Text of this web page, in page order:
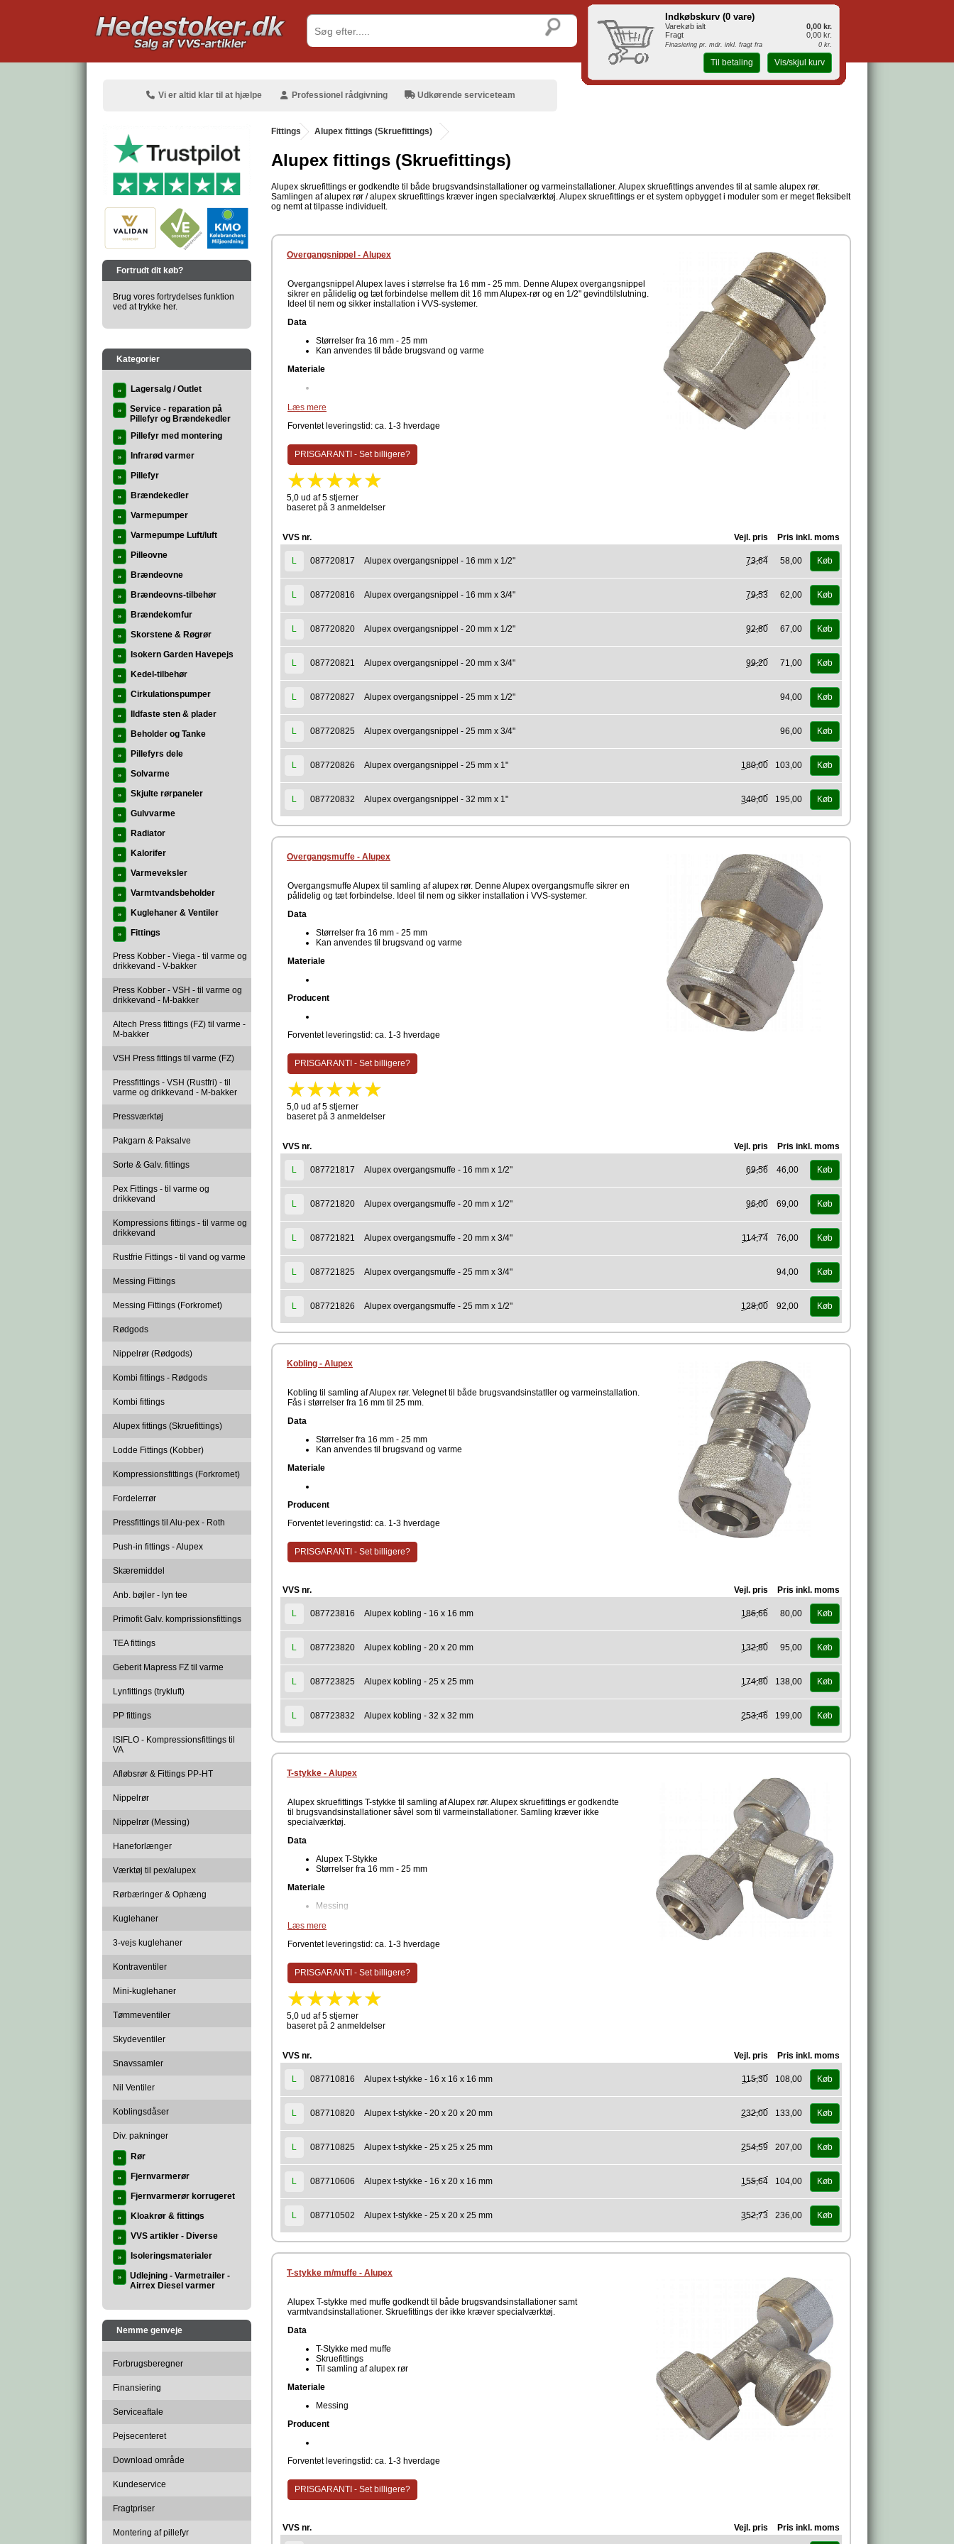
Vi er altid klar til at hjælpe Professionel rådgivning Udkørende serviceteam
Fortrudt dit køb?
Brug vores fortrydelses funktion
ved at trykke her.
Kategorier
» Lagersalg / Outlet
»
Service - reparation på
Pillefyr og Brændekedler
» Pillefyr med montering
» Infrarød varmer
» Pillefyr
» Brændekedler
» Varmepumper
» Varmepumpe Luft/luft
» Pilleovne
» Brændeovne
» Brændeovns-tilbehør
» Brændekomfur
» Skorstene & Røgrør
» Isokern Garden Havepejs
» Kedel-tilbehør
» Cirkulationspumper
» Ildfaste sten & plader
» Beholder og Tanke
» Pillefyrs dele
» Solvarme
» Skjulte rørpaneler
» Gulvvarme
» Radiator
» Kalorifer
» Varmeveksler
» Varmtvandsbeholder
» Kuglehaner & Ventiler
» Fittings
Press Kobber - Viega - til varme og
drikkevand - V-bakker
Press Kobber - VSH - til varme og
drikkevand - M-bakker
Altech Press fittings (FZ) til varme -
M-bakker
VSH Press fittings til varme (FZ)
Pressfittings - VSH (Rustfri) - til
varme og drikkevand - M-bakker
Pressværktøj
Pakgarn & Paksalve
Sorte & Galv. fittings
Pex Fittings - til varme og
drikkevand
Kompressions fittings - til varme og
drikkevand
Rustfrie Fittings - til vand og varme
Messing Fittings
Messing Fittings (Forkromet)
Rødgods
Nippelrør (Rødgods)
Kombi fittings - Rødgods
Kombi fittings
Alupex fittings (Skruefittings)
Lodde Fittings (Kobber)
Kompressionsfittings (Forkromet)
Fordelerrør
Pressfittings til Alu-pex - Roth
Push-in fittings - Alupex
Skæremiddel
Anb. bøjler - lyn tee
Primofit Galv. komprissionsfittings
TEA fittings
Geberit Mapress FZ til varme
Lynfittings (trykluft)
PP fittings
ISIFLO - Kompressionsfittings til
VA
Afløbsrør & Fittings PP-HT
Nippelrør
Nippelrør (Messing)
Haneforlænger
Værktøj til pex/alupex
Rørbæringer & Ophæng
Kuglehaner
3-vejs kuglehaner
Kontraventiler
Mini-kuglehaner
Tømmeventiler
Skydeventiler
Snavssamler
Nil Ventiler
Koblingsdåser
Div. pakninger
» Rør
» Fjernvarmerør
» Fjernvarmerør korrugeret
» Kloakrør & fittings
» VVS artikler - Diverse
» Isoleringsmaterialer
»
Udlejning - Varmetrailer -
Airrex Diesel varmer
Nemme genveje
Forbrugsberegner
Finansiering
Serviceaftale
Pejsecenteret
Download område
Kundeservice
Fragtpriser
Montering af pillefyr
Fittings . Alupex fittings (Skruefittings)
Alupex fittings (Skruefittings)
Alupex skruefittings er godkendte til både brugsvandsinstallationer og varmeinstallationer. Alupex skruefittings anvendes til at samle alupex rør.
Samlingen af alupex rør / alupex skruefittings kræver ingen specialværktøj. Alupex skruefittings er et system opbygget i moduler som er meget fleksibelt
og nemt at tilpasse individuelt.
Overgangsnippel - Alupex
Overgangsnippel Alupex laves i størrelse fra 16 mm - 25 mm. Denne Alupex overgangsnippel
sikrer en pålidelig og tæt forbindelse mellem dit 16 mm Alupex-rør og en 1/2" gevindtilslutning.
Ideel til nem og sikker installation i VVS-systemer.
Data
Størrelser fra 16 mm - 25 mm
Kan anvendes til både brugsvand og varme
Materiale
Producent
Læs mere
Forventet leveringstid: ca. 1-3 hverdage
PRISGARANTI - Set billigere?
5,0 ud af 5 stjerner
baseret på 3 anmeldelser
VVS nr. Vejl. pris Pris inkl. moms
L 087720817 Alupex overgangsnippel - 16 mm x 1/2" 73,64 58,00 Køb
L 087720816 Alupex overgangsnippel - 16 mm x 3/4" 79,53 62,00 Køb
L 087720820 Alupex overgangsnippel - 20 mm x 1/2" 92,80 67,00 Køb
L 087720821 Alupex overgangsnippel - 20 mm x 3/4" 99,20 71,00 Køb
L 087720827 Alupex overgangsnippel - 25 mm x 1/2" 94,00 Køb
L 087720825 Alupex overgangsnippel - 25 mm x 3/4" 96,00 Køb
L 087720826 Alupex overgangsnippel - 25 mm x 1" 180,00 103,00 Køb
L 087720832 Alupex overgangsnippel - 32 mm x 1" 340,00 195,00 Køb
Overgangsmuffe - Alupex
Overgangsmuffe Alupex til samling af alupex rør. Denne Alupex overgangsmuffe sikrer en
pålidelig og tæt forbindelse. Ideel til nem og sikker installation i VVS-systemer.
Data
Størrelser fra 16 mm - 25 mm
Kan anvendes til brugsvand og varme
Materiale
Producent
Forventet leveringstid: ca. 1-3 hverdage
PRISGARANTI - Set billigere?
5,0 ud af 5 stjerner
baseret på 3 anmeldelser
VVS nr. Vejl. pris Pris inkl. moms
L 087721817 Alupex overgangsmuffe - 16 mm x 1/2" 69,56 46,00 Køb
L 087721820 Alupex overgangsmuffe - 20 mm x 1/2" 96,00 69,00 Køb
L 087721821 Alupex overgangsmuffe - 20 mm x 3/4" 114,74 76,00 Køb
L 087721825 Alupex overgangsmuffe - 25 mm x 3/4" 94,00 Køb
L 087721826 Alupex overgangsmuffe - 25 mm x 1/2" 128,00 92,00 Køb
Kobling - Alupex
Kobling til samling af Alupex rør. Velegnet til både brugsvandsinstatller og varmeinstallation.
Fås i størrelser fra 16 mm til 25 mm.
Data
Størrelser fra 16 mm - 25 mm
Kan anvendes til brugsvand og varme
Materiale
Producent
Forventet leveringstid: ca. 1-3 hverdage
PRISGARANTI - Set billigere?
VVS nr. Vejl. pris Pris inkl. moms
L 087723816 Alupex kobling - 16 x 16 mm 186,66 80,00 Køb
L 087723820 Alupex kobling - 20 x 20 mm 132,80 95,00 Køb
L 087723825 Alupex kobling - 25 x 25 mm 174,80 138,00 Køb
L 087723832 Alupex kobling - 32 x 32 mm 253,46 199,00 Køb
T-stykke - Alupex
Alupex skruefittings T-stykke til samling af Alupex rør. Alupex skruefittings er godkendte
til brugsvandsinstallationer såvel som til varmeinstallationer. Samling kræver ikke
specialværktøj.
Data
Alupex T-Stykke
Størrelser fra 16 mm - 25 mm
Materiale
Messing
Producent
Læs mere
Forventet leveringstid: ca. 1-3 hverdage
PRISGARANTI - Set billigere?
5,0 ud af 5 stjerner
baseret på 2 anmeldelser
VVS nr. Vejl. pris Pris inkl. moms
L 087710816 Alupex t-stykke - 16 x 16 x 16 mm 115,30 108,00 Køb
L 087710820 Alupex t-stykke - 20 x 20 x 20 mm 232,00 133,00 Køb
L 087710825 Alupex t-stykke - 25 x 25 x 25 mm 254,59 207,00 Køb
L 087710606 Alupex t-stykke - 16 x 20 x 16 mm 155,64 104,00 Køb
L 087710502 Alupex t-stykke - 25 x 20 x 25 mm 352,73 236,00 Køb
T-stykke m/muffe - Alupex
Alupex T-stykke med muffe godkendt til både brugsvandsinstallationer samt
varmtvandsinstallationer. Skruefittings der ikke kræver specialværktøj.
Data
T-Stykke med muffe
Skruefittings
Til samling af alupex rør
Materiale
Messing
Producent
Forventet leveringstid: ca. 1-3 hverdage
PRISGARANTI - Set billigere?
VVS nr. Vejl. pris Pris inkl. moms
Indkøbskurv (0 vare)
Varekøb ialt
0,00 kr.
Fragt
0,00 kr.
Finasiering pr. mdr. inkl. fragt fra 0 kr.
Til betaling Vis/skjul kurv